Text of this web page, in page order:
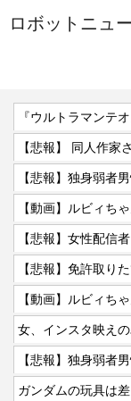
ロボットニュ
『ウルトラマンテ
【動画】ルビィち
【悲報】女性配信
【悲報】免許取り
【動画】ルビィち
ガンダムの玩具は